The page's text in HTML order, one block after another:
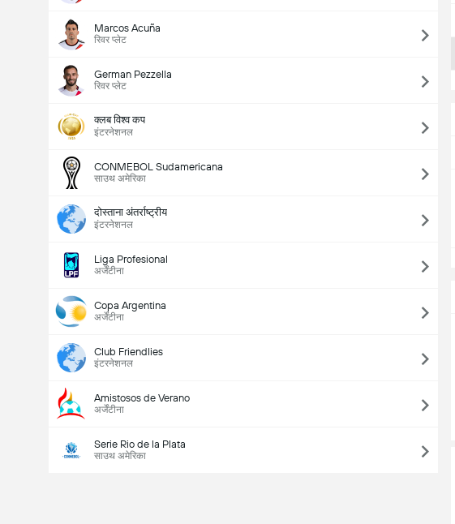
Marcos Acuña
रिवर प्लेट
German Pezzella
रिवर प्लेट
क्लब विश्व कप
इंटरनेशनल
CONMEBOL Sudamericana
साउथ अमेरिका
दोस्ताना अंतर्राष्ट्रीय
इंटरनेशनल
Liga Profesional
अर्जेंटीना
Copa Argentina
अर्जेंटीना
Club Friendlies
इंटरनेशनल
Amistosos de Verano
अर्जेंटीना
Serie Rio de la Plata
साउथ अमेरिका